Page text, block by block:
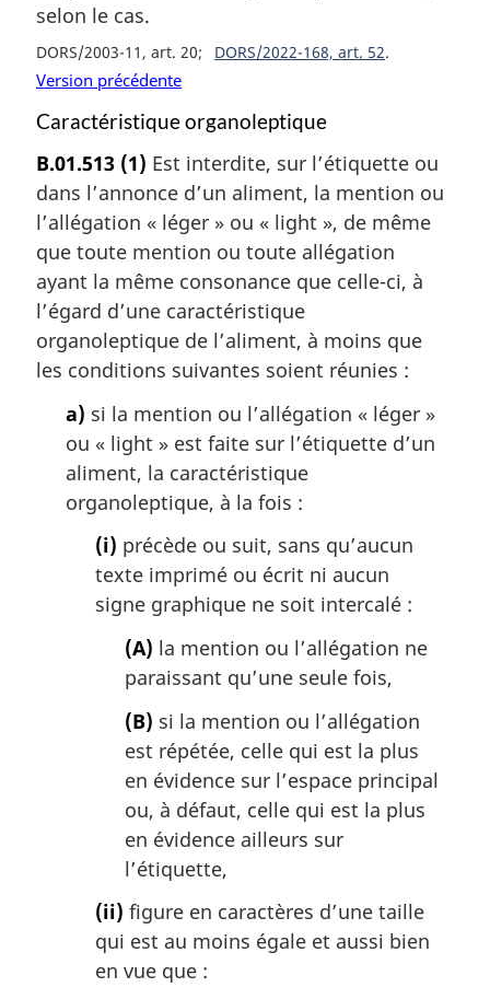
selon le cas.
DORS/2003-11, art. 20 DORS/2022-168, art. 52
Version précédente
Caractéristique organoleptique
B.01.513 (1) Est interdite, sur l’étiquette ou
dans l’annonce d’un aliment, la mention ou
l’allégation « léger » ou « light », de même
que toute mention ou toute allégation
ayant la même consonance que celle-ci, à
l’égard d’une caractéristique
organoleptique de l’aliment, à moins que
les conditions suivantes soient réunies :
a) si la mention ou l’allégation « léger »
ou « light » est faite sur l’étiquette d’un
aliment, la caractéristique
organoleptique, à la fois :
(i) précède ou suit, sans qu’aucun
texte imprimé ou écrit ni aucun
signe graphique ne soit intercalé :
(A) la mention ou l’allégation ne
paraissant qu’une seule fois,
(B) si la mention ou l’allégation
est répétée, celle qui est la plus
en évidence sur l’espace principal
ou, à défaut, celle qui est la plus
en évidence ailleurs sur
l’étiquette,
(ii) figure en caractères d’une taille
qui est au moins égale et aussi bien
en vue que :